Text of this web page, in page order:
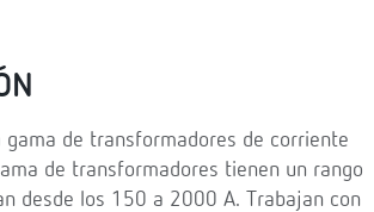
gama de transformadores de corriente
de transformadores tienen un rango
desde los 150 a 2000 A. Trabajan con